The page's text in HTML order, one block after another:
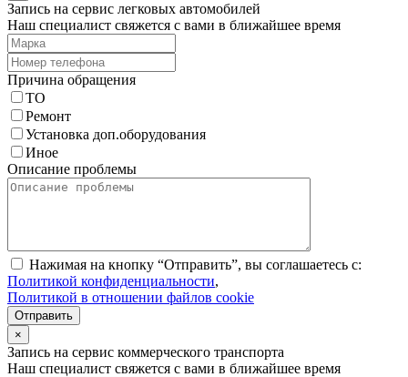
Запись на сервис легковых автомобилей
Наш специалист свяжется с вами в ближайшее время
Причина обращения
ТО
Ремонт
Установка доп.оборудования
Иное
Описание проблемы
Нажимая на кнопку “Отправить”, вы соглашаетесь с:
Политикой конфиденциальности,
Политикой в отношении файлов cookie
Отправить
×
Запись на сервис коммерческого транспорта
Наш специалист свяжется с вами в ближайшее время